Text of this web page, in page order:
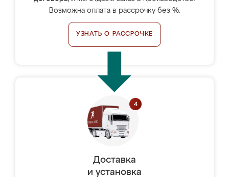
Возможна оплата в рассрочку без %.
УЗНАТЬ О РАССРОЧКЕ
Доставка
и установка